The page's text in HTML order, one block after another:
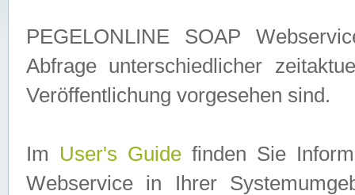
PEGELONLINE SOAP
Abfrage unterschiedlicher
Veröffentlichung vorgesehen sind.
Im User's Guidefinden Sie
Webservice in Ihrer